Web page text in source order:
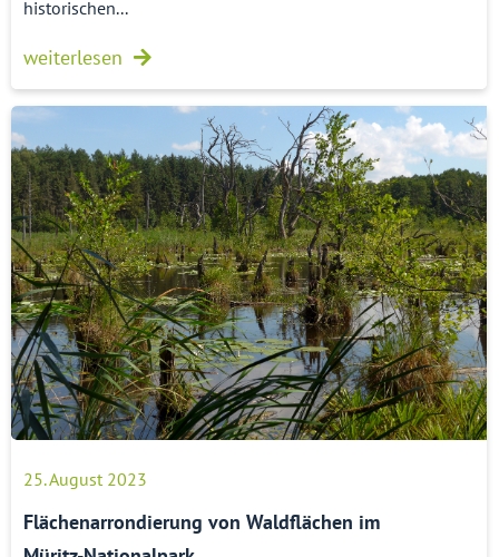
historischen...
weiterlesen
25. August 2023
Flächenarrondierung von Waldflächen im